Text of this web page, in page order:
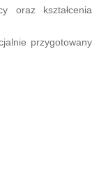
oraz kształcenia
przygotowany